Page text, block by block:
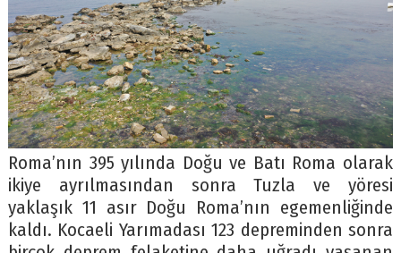
Roma’nın 395 yılında Doğu ve Batı Roma olarak
ikiye ayrılmasından sonra Tuzla ve yöresi
yaklaşık 11 asır Doğu Roma’nın egemenliğinde
kaldı. Kocaeli Yarımadası 123 depreminden sonra